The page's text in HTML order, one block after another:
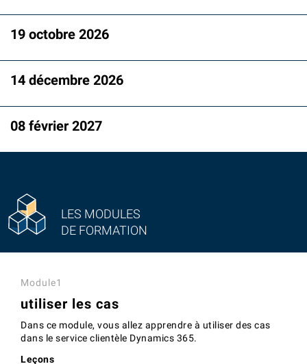
LES MODULES
DE FORMATION
Module1
utiliser les cas
Dans ce module, vous allez apprendre à utiliser des cas
dans le service clientèle Dynamics 365.
Leçons
19 octobre 2026
14 décembre 2026
08 février 2027